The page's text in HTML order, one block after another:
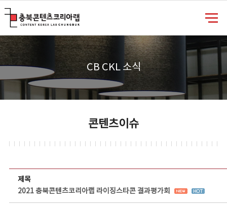
CB CKL 소식
콘텐츠이슈
제목
2021 충북콘텐츠코리아랩 라이징스타콘 결과평가회